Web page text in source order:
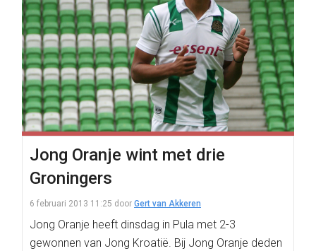
Jong Oranje wint met drie
Groningers
6 februari 2013 11:25 door Gert van Akkeren
Jong Oranje heeft dinsdag in Pula met 2-3
gewonnen van Jong Kroatië. Bij Jong Oranje deden